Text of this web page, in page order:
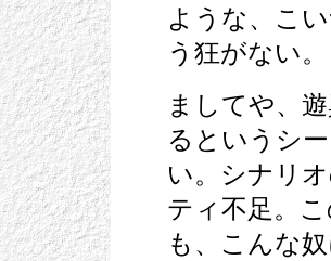
ような、こ
う狂がない。
ましてや、
るというシ
い。シナリ
ティ不足。
も、こんな